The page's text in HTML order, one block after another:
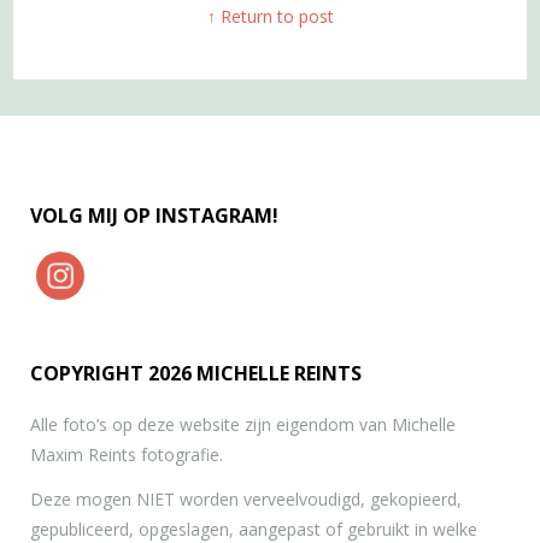
↑ Return to post
VOLG MIJ OP INSTAGRAM!
COPYRIGHT 2026 MICHELLE REINTS
Alle foto’s op deze website zijn eigendom van Michelle
Maxim Reints fotografie.
Deze mogen NIET worden verveelvoudigd, gekopieerd,
gepubliceerd, opgeslagen, aangepast of gebruikt in welke